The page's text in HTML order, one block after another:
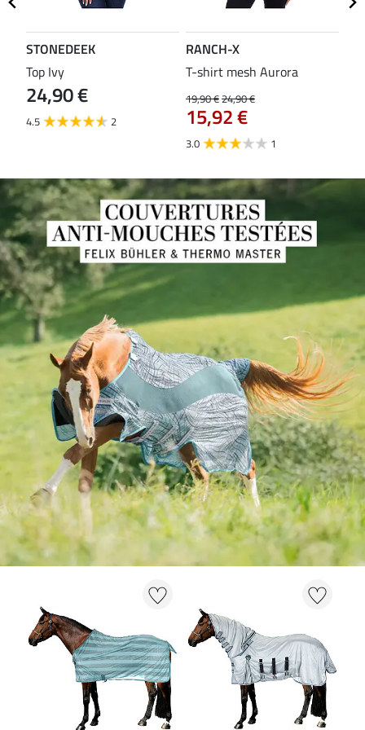
STONEDEEK
Top Ivy
24,90 €
4.5 2
RANCH-X
T-shirt mesh Aurora
19,90 €24,90 €
15,92 €
3.0 1